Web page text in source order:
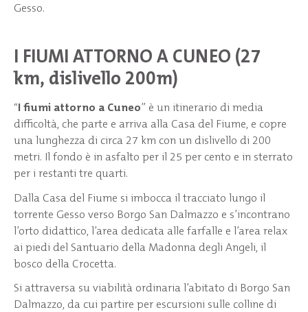
Gesso.
I FIUMI ATTORNO A CUNEO (27
km, dislivello 200m)
“I fiumi attorno a Cuneo” è un itinerario di media
difficoltà, che parte e arriva alla Casa del Fiume, e copre
una lunghezza di circa 27 km con un dislivello di 200
metri. Il fondo è in asfalto per il 25 per cento e in sterrato
per i restanti tre quarti.
Dalla Casa del Fiume si imbocca il tracciato lungo il
torrente Gesso verso Borgo San Dalmazzo e s’incontrano
l’orto didattico, l’area dedicata alle farfalle e l’area relax
ai piedi del Santuario della Madonna degli Angeli, il
bosco della Crocetta.
Si attraversa su viabilità ordinaria l’abitato di Borgo San
Dalmazzo, da cui partire per escursioni sulle colline di